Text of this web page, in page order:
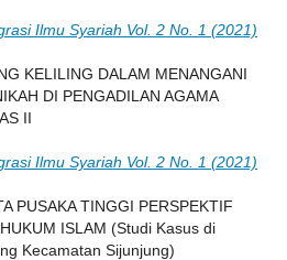
Ilmu Syariah Vol. 2 No. 1 (2021)
KELILING DALAM MENANGANI
DI PENGADILAN AGAMA
II
Ilmu Syariah Vol. 2 No. 1 (2021)
PUSAKA TINGGI PERSPEKTIF
ISLAM (Studi Kasus di
Kecamatan Sijunjung)